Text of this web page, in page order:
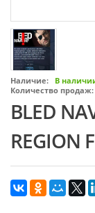
Наличие: В
Количество продаж:
BLED
REGION